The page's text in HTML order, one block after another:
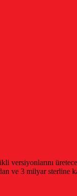
versiyonlarını
ve 3 milyar sterline